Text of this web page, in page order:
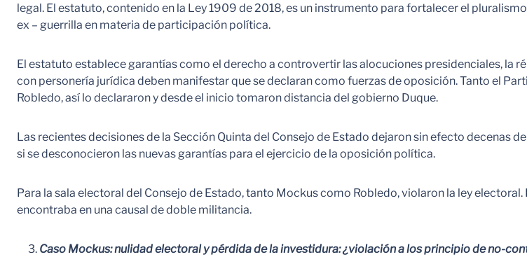
legal. El estatuto, contenido en la Ley 1909 de 2018, es un instrumento para fortalecer el
ex – guerrilla en materia de participación política.
El estatuto establece garantías como el derecho a controvertir las alocuciones presidenciales, la
con personería jurídica deben manifestar que se declaran como fuerzas de oposición. Tanto el
Robledo, así lo declararon y desde el inicio tomaron distancia del gobierno Duque.
Las recientes decisiones de la Sección Quinta del Consejo de Estado dejaron sin efecto decenas
si se desconocieron las nuevas garantías para el ejercicio de la oposición política.
Para la sala electoral del Consejo de Estado, tanto Mockus como Robledo, violaron la ley
encontraba en una causal de doble militancia.
Caso Mockus: nulidad electoral y pérdida de la investidura: ¿violación a los principio de no-